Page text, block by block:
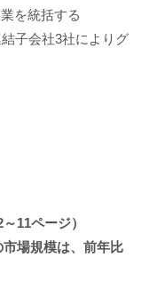
を統括する
子会社3社によりグ
11ページ）
場規模は、前年比